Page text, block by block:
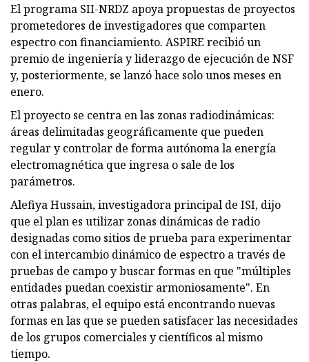
El programa SII-NRDZ apoya propuestas de proyectos
prometedores de investigadores que comparten
espectro con financiamiento. ASPIRE recibió un
premio de ingeniería y liderazgo de ejecución de NSF
y, posteriormente, se lanzó hace solo unos meses en
enero.
El proyecto se centra en las zonas radiodinámicas:
áreas delimitadas geográficamente que pueden
regular y controlar de forma autónoma la energía
electromagnética que ingresa o sale de los
parámetros.
Alefiya Hussain, investigadora principal de ISI, dijo
que el plan es utilizar zonas dinámicas de radio
designadas como sitios de prueba para experimentar
con el intercambio dinámico de espectro a través de
pruebas de campo y buscar formas en que "múltiples
entidades puedan coexistir armoniosamente". En
otras palabras, el equipo está encontrando nuevas
formas en las que se pueden satisfacer las necesidades
de los grupos comerciales y científicos al mismo
tiempo.